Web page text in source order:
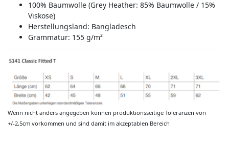
100% Baumwolle (Grey Heather: 85% Baumwolle / 15%
Viskose)
Herstellungsland: Bangladesch
Grammatur: 155 g/m²
Wenn nicht anders angegeben können produktionsseitige Toleranzen von
+/-2,5cm vorkommen und sind damit im akzeptablen Bereich